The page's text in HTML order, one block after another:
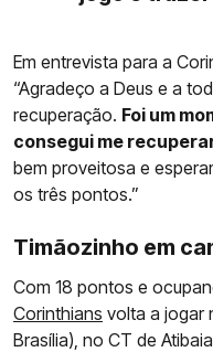
Em entrevista para a
“Agradeço a Deus e a
recuperação. Foi um
consegui me
bem proveitosa e
os três pontos.”
Timãozinho em
Com 18 pontos e
Corinthians volta a jogar
Brasília), no CT de